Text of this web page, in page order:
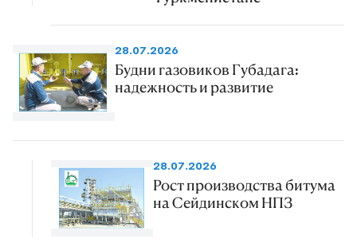
28.07.2026
Будни газовиков Губадага:
надежность и развитие
28.07.2026
Рост производства битума
на Сейдинском НПЗ